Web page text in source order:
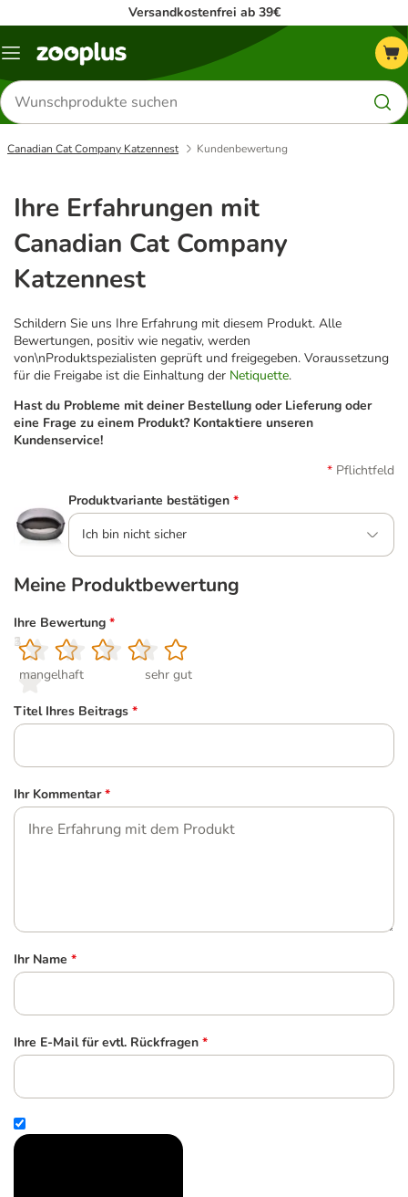
Versandkostenfrei ab 39€
Menü
Produkte
suchen
Canadian Cat Company Katzennest Kundenbewertung
Ihre Erfahrungen mit
Canadian Cat Company
Katzennest
Schildern Sie uns Ihre Erfahrung mit diesem Produkt. Alle
Bewertungen, positiv wie negativ, werden
von\nProduktspezialisten geprüft und freigegeben. Voraussetzung
für die Freigabe ist die Einhaltung der Netiquette.
Hast du Probleme mit deiner Bestellung oder Lieferung oder
eine Frage zu einem Produkt? Kontaktiere unseren
Kundenservice!
Pflichtfeld
Produktvariante bestätigen *
Ich bin nicht sicher
Meine Produktbewertung
Ihre Bewertung *
1
mangelhaft
2
3
4
5
sehr gut
Titel Ihres Beitrags *
Ihr Kommentar *
Ihr Name *
Ihre E-Mail für evtl. Rückfragen *